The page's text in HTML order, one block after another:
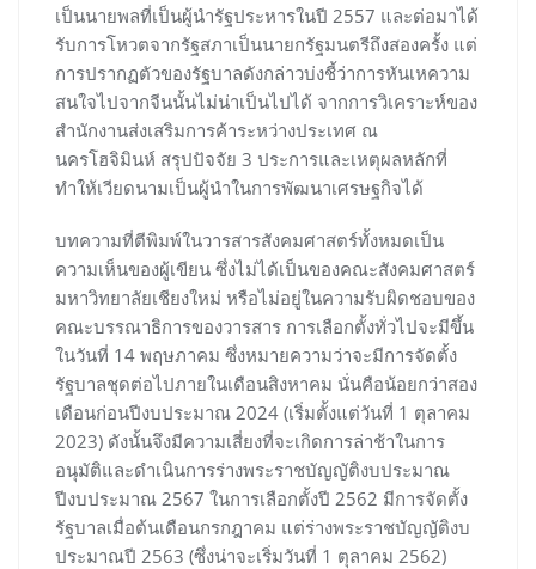
เป็นนายพลที่เป็นผู้นำรัฐประหารในปี 2557 และต่อมาได้
รับการโหวตจากรัฐสภาเป็นนายกรัฐมนตรีถึงสองครั้ง แต่
การปรากฏตัวของรัฐบาลดังกล่าวบ่งชี้ว่าการหันเหความ
สนใจไปจากจีนนั้นไม่น่าเป็นไปได้ จากการวิเคราะห์ของ
สำนักงานส่งเสริมการค้าระหว่างประเทศ ณ
นครโฮจิมินห์ สรุปปัจจัย 3 ประการและเหตุผลหลักที่
ทำให้เวียดนามเป็นผู้นำในการพัฒนาเศรษฐกิจได้
บทความที่ตีพิมพ์ในวารสารสังคมศาสตร์ทั้งหมดเป็น
ความเห็นของผู้เขียน ซึ่งไม่ได้เป็นของคณะสังคมศาสตร์
มหาวิทยาลัยเชียงใหม่ หรือไม่อยู่ในความรับผิดชอบของ
คณะบรรณาธิการของวารสาร การเลือกตั้งทั่วไปจะมีขึ้น
ในวันที่ 14 พฤษภาคม ซึ่งหมายความว่าจะมีการจัดตั้ง
รัฐบาลชุดต่อไปภายในเดือนสิงหาคม นั่นคือน้อยกว่าสอง
เดือนก่อนปีงบประมาณ 2024 (เริ่มตั้งแต่วันที่ 1 ตุลาคม
2023) ดังนั้นจึงมีความเสี่ยงที่จะเกิดการล่าช้าในการ
อนุมัติและดำเนินการร่างพระราชบัญญัติงบประมาณ
ปีงบประมาณ 2567 ในการเลือกตั้งปี 2562 มีการจัดตั้ง
รัฐบาลเมื่อต้นเดือนกรกฎาคม แต่ร่างพระราชบัญญัติงบ
ประมาณปี 2563 (ซึ่งน่าจะเริ่มวันที่ 1 ตุลาคม 2562)